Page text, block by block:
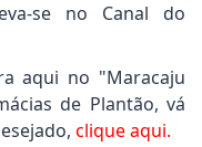
se no Canal do
aqui no "Maracaju
de Plantão, vá
clique aqui.